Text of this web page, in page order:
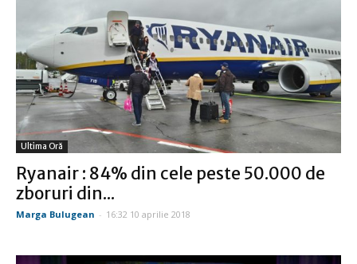
Ultima Oră
Ryanair : 84% din cele peste 50.000 de
zboruri din...
Marga Bulugean - 16:32 10 aprilie 2018